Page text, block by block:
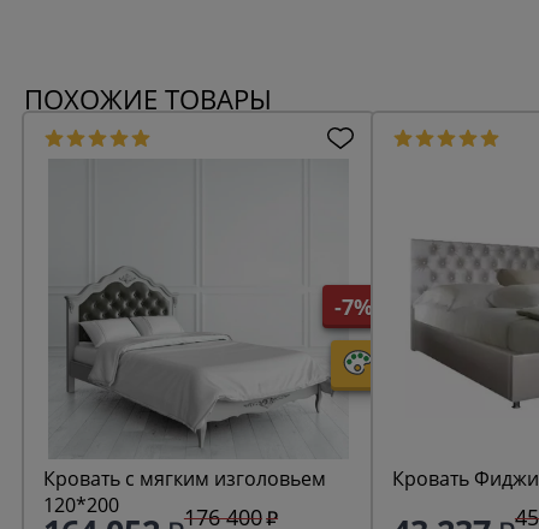
ПОХОЖИЕ ТОВАРЫ
-7%
Кровать с мягким изголовьем
120*200
176 400
Кровать